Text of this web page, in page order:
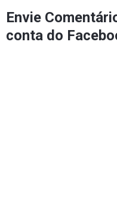
Envie
conta do